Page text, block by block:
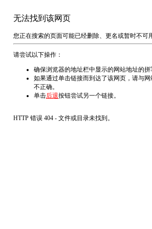
无法找到该网页
您正在搜索的页面可能已经删除、更名或暂时不可
请尝试以下操作：
确保浏览器的地址栏中显示的网站地址的拼
如果通过单击链接而到达了该网页，请与
不正确。
单击后退按钮尝试另一个链接。
HTTP 错误 404 - 文件或目录未找到。